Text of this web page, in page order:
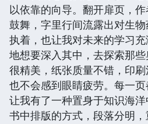
以依靠的向导。翻开扉页，
鼓舞，字里行间流露出对生
执着，也让我对未来的学习
地想要深入其中，去探索那
很精美，纸张质量不错，印
也不会感到眼睛疲劳。每一页
让我有了一种置身于知识海
书中排版的方式，段落分明